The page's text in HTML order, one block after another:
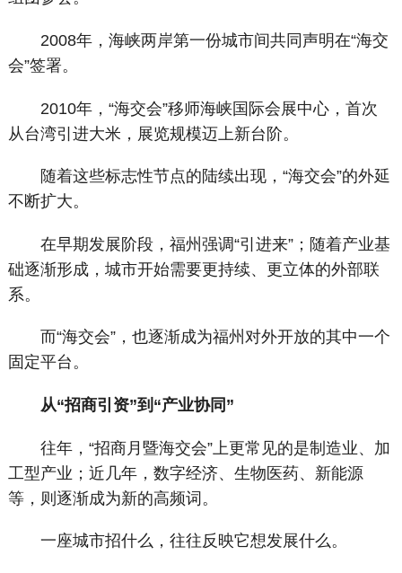
2008年，海峡两岸第一份城市间共同声明在“海交
会”签署。
2010年，“海交会”移师海峡国际会展中心，首次
从台湾引进大米，展览规模迈上新台阶。
随着这些标志性节点的陆续出现，“海交会”的外延
不断扩大。
在早期发展阶段，福州强调“引进来”；随着产业基
础逐渐形成，城市开始需要更持续、更立体的外部联
系。
而“海交会”，也逐渐成为福州对外开放的其中一个
固定平台。
从“招商引资”到“产业协同”
往年，“招商月暨海交会”上更常见的是制造业、加
工型产业；近几年，数字经济、生物医药、新能源
等，则逐渐成为新的高频词。
一座城市招什么，往往反映它想发展什么。